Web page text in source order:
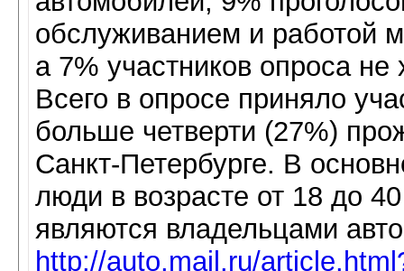
обслуживанием и работой
а 7% участников опроса
Всего в опросе приняло
больше четверти (27%)
Санкт-Петербурге. В
люди в возрасте от 18 до
являются владельцами
http://auto.mail.ru/